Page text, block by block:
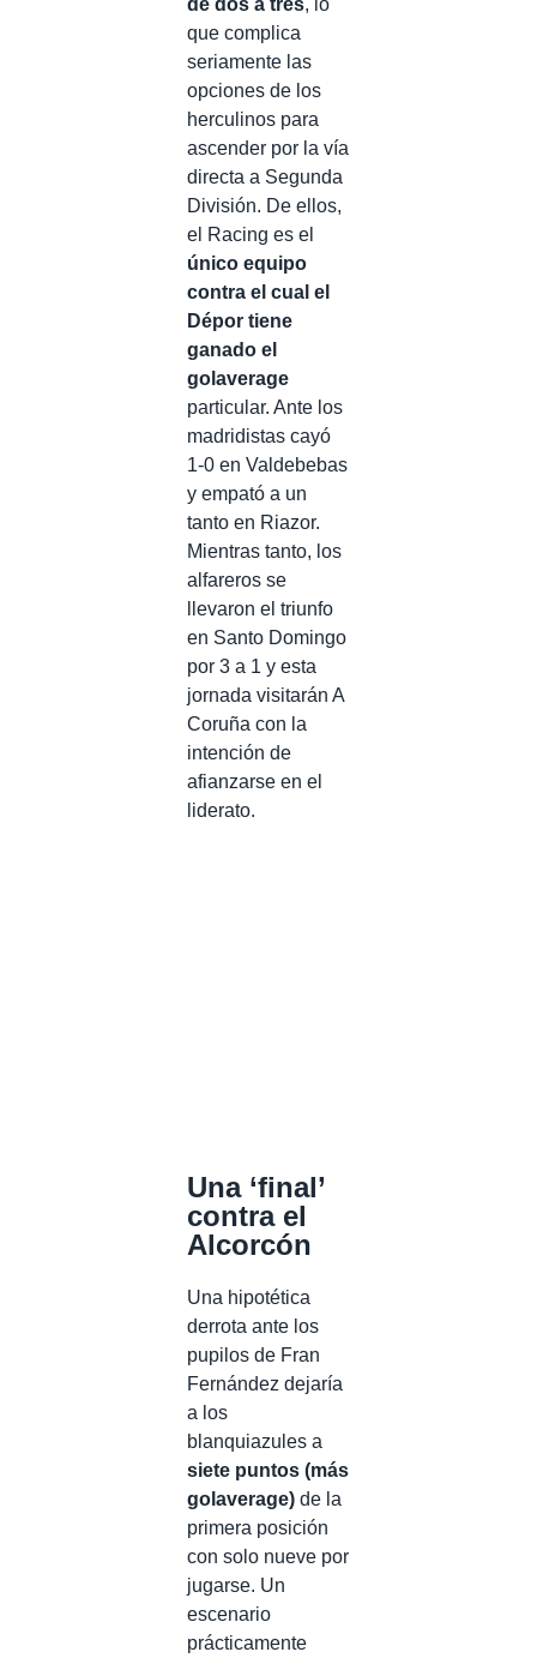
de dos a tres, lo
que complica
seriamente las
opciones de los
herculinos para
ascender por la vía
directa a Segunda
División. De ellos,
el Racing es el
único equipo
contra el cual el
Dépor tiene
ganado el
golaverage
particular. Ante los
madridistas cayó
1-0 en Valdebebas
y empató a un
tanto en Riazor.
Mientras tanto, los
alfareros se
llevaron el triunfo
en Santo Domingo
por 3 a 1 y esta
jornada visitarán A
Coruña con la
intención de
afianzarse en el
liderato.
Una ‘final’
contra el
Alcorcón
Una hipotética
derrota ante los
pupilos de Fran
Fernández dejaría
a los
blanquiazules a
siete puntos (más
golaverage) de la
primera posición
con solo nueve por
jugarse. Un
escenario
prácticamente